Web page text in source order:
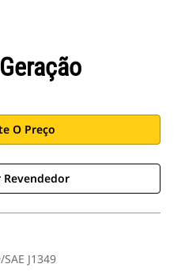
O Preço
J1349